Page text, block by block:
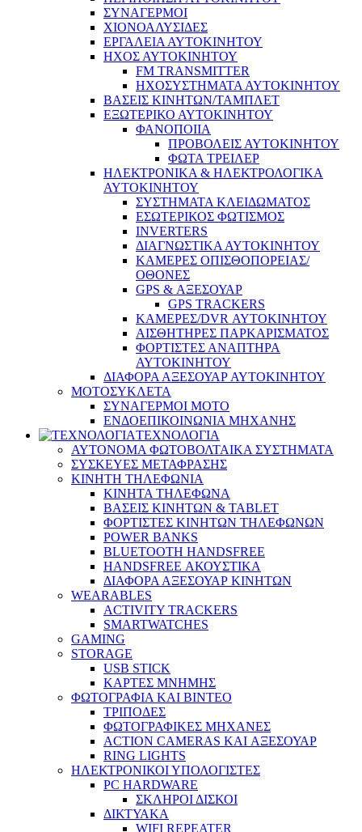
ΣΥΝΑΓΕΡΜΟΙ
ΧΙΟΝΟΑΛΥΣΙΔΕΣ
ΕΡΓΑΛΕΙΑ ΑΥΤΟΚΙΝΗΤΟΥ
ΗΧΟΣ ΑΥΤΟΚΙΝΗΤΟΥ
FM TRANSMITTER
ΗΧΟΣΥΣΤΗΜΑΤΑ ΑΥΤΟΚΙΝΗΤΟΥ
ΒΑΣΕΙΣ ΚΙΝΗΤΩΝ/ΤΑΜΠΛΕΤ
ΕΞΩΤΕΡΙΚΟ ΑΥΤΟΚΙΝΗΤΟΥ
ΦΑΝΟΠΟΙΙΑ
ΠΡΟΒΟΛΕΙΣ ΑΥΤΟΚΙΝΗΤΟΥ
ΦΩΤΑ ΤΡΕΙΛΕΡ
ΗΛΕΚΤΡΟΝΙΚΑ & ΗΛΕΚΤΡΟΛΟΓΙΚΑ
ΑΥΤΟΚΙΝΗΤΟΥ
ΣΥΣΤΗΜΑΤΑ ΚΛΕΙΔΩΜΑΤΟΣ
ΕΣΩΤΕΡΙΚΟΣ ΦΩΤΙΣΜΟΣ
INVERTERS
ΔΙΑΓΝΩΣΤΙΚΑ ΑΥΤΟΚΙΝΗΤΟΥ
ΚΑΜΕΡΕΣ ΟΠΙΣΘΟΠΟΡΕΙΑΣ/
ΟΘΟΝΕΣ
GPS & ΑΞΕΣΟΥΑΡ
GPS TRACKERS
ΚΑΜΕΡΕΣ/DVR ΑΥΤΟΚΙΝΗΤΟΥ
ΑΙΣΘΗΤΗΡΕΣ ΠΑΡΚΑΡΙΣΜΑΤΟΣ
ΦΟΡΤΙΣΤΕΣ ΑΝΑΠΤΗΡΑ
ΑΥΤΟΚΙΝΗΤΟΥ
ΔΙΑΦΟΡΑ ΑΞΕΣΟΥΑΡ ΑΥΤΟΚΙΝΗΤΟΥ
ΜΟΤΟΣΥΚΛΕΤΑ
ΣΥΝΑΓΕΡΜΟΙ ΜΟΤΟ
ΕΝΔΟΕΠΙΚΟΙΝΩΝΙΑ ΜΗΧΑΝΗΣ
ΤΕΧΝΟΛΟΓΙΑ
ΑΥΤΟΝΟΜΑ ΦΩΤΟΒΟΛΤΑΙΚΑ ΣΥΣΤΗΜΑΤΑ
ΣΥΣΚΕΥΕΣ ΜΕΤΑΦΡΑΣΗΣ
ΚΙΝΗΤΗ ΤΗΛΕΦΩΝΙΑ
ΚΙΝΗΤΑ ΤΗΛΕΦΩΝΑ
ΒΑΣΕΙΣ ΚΙΝΗΤΩΝ & TABLET
ΦΟΡΤΙΣΤΕΣ ΚΙΝΗΤΩΝ ΤΗΛΕΦΩΝΩΝ
POWER BANKS
BLUETOOTH HANDSFREE
HANDSFREE ΑΚΟΥΣΤΙΚΑ
ΔΙΑΦΟΡΑ ΑΞΕΣΟΥΑΡ ΚΙΝΗΤΩΝ
WEARABLES
ACTIVITY TRACKERS
SMARTWATCHES
GAMING
STORAGE
USB STICK
ΚΑΡΤΕΣ ΜΝΗΜΗΣ
ΦΩΤΟΓΡΑΦΙΑ ΚΑΙ ΒΙΝΤΕΟ
ΤΡΙΠΟΔΕΣ
ΦΩΤΟΓΡΑΦΙΚΕΣ ΜΗΧΑΝΕΣ
ACTION CAMERAS KAI ΑΞΕΣΟΥΑΡ
RING LIGHTS
ΗΛΕΚΤΡΟΝΙΚΟΙ ΥΠΟΛΟΓΙΣΤΕΣ
PC HARDWARE
ΣΚΛΗΡΟΙ ΔΙΣΚΟΙ
ΔΙΚΤΥΑΚΑ
WIFI REPEATER